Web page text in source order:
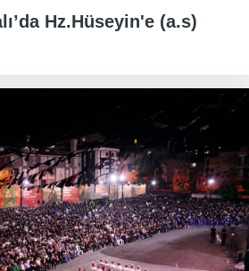
Hz.Hüseyin'e (a.s)